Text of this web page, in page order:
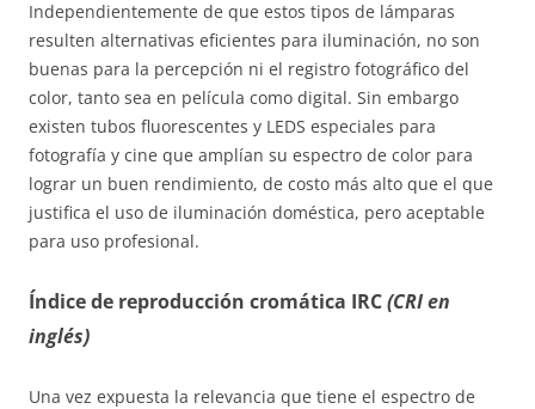
Independientemente de que estos tipos de lámparas
resulten alternativas eficientes para iluminación, no son
buenas para la percepción ni el registro fotográfico del
color, tanto sea en película como digital. Sin embargo
existen tubos fluorescentes y LEDS especiales para
fotografía y cine que amplían su espectro de color para
lograr un buen rendimiento, de costo más alto que el que
justifica el uso de iluminación doméstica, pero aceptable
para uso profesional.
Índice de reproducción cromática IRC(CRI en
inglés)
Una vez expuesta la relevancia que tiene el espectro de